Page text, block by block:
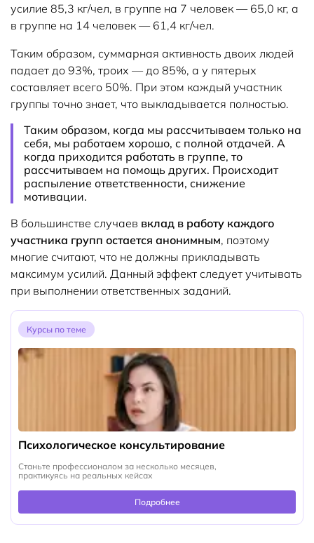
усилие 85,3 кг/чел, в группе на 7 человек — 65,0 кг, а
в группе на 14 человек — 61,4 кг/чел.
Таким образом, суммарная активность двоих людей
падает до 93%, троих — до 85%, а у пятерых
составляет всего 50%. При этом каждый участник
группы точно знает, что выкладывается полностью.
Таким образом, когда мы рассчитываем только на
себя, мы работаем хорошо, с полной отдачей. А
когда приходится работать в группе, то
рассчитываем на помощь других. Происходит
распыление ответственности, снижение
мотивации.
В большинстве случаев вклад в работу каждого
участника групп остается анонимным, поэтому
многие считают, что не должны прикладывать
максимум усилий. Данный эффект следует учитывать
при выполнении ответственных заданий.
Курсы по теме
Психологическое консультирование
Станьте профессионалом за несколько месяцев,
практикуясь на реальных кейсах
Подробнее